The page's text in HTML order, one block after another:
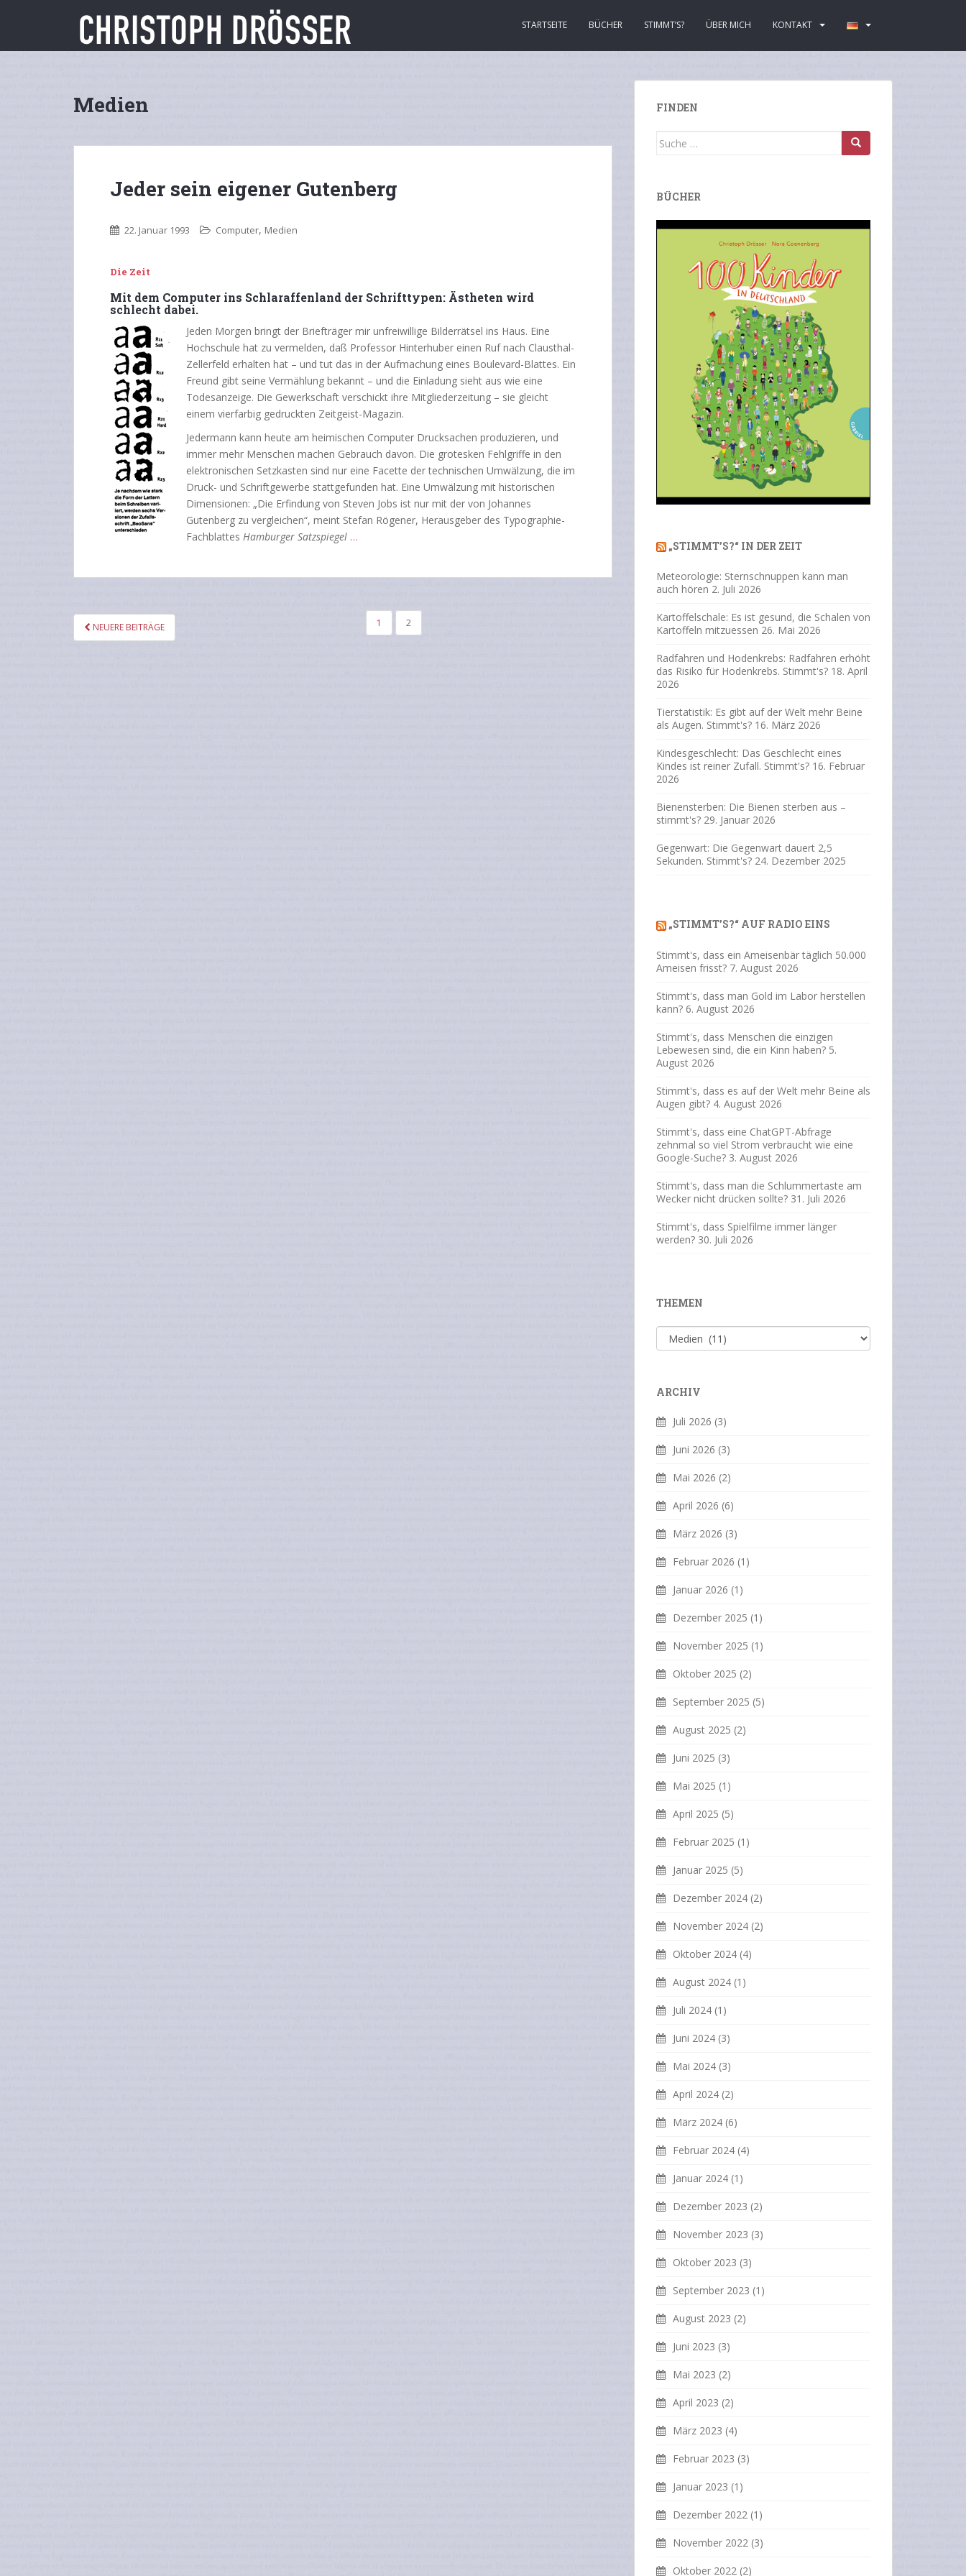
STARTSEITE BÜCHER STIMMT’S? ÜBER MICH KONTAKT
Medien
Jeder sein eigener Gutenberg
22. Januar 1993 Computer, Medien
Die Zeit
Mit dem Computer ins Schlaraffenland der Schrifttypen: Ästheten wird
schlecht dabei.
Jeden Morgen bringt der Briefträger mir unfreiwillige Bilderrätsel ins Haus. Eine
Hochschule hat zu vermelden, daß Professor Hinterhuber einen Ruf nach Clausthal-
Zellerfeld erhalten hat – und tut das in der Aufmachung eines Boulevard-Blattes. Ein
Freund gibt seine Vermählung bekannt – und die Einladung sieht aus wie eine
Todesanzeige. Die Gewerkschaft verschickt ihre Mitgliederzeitung – sie gleicht
einem vierfarbig gedruckten Zeitgeist-Magazin.
Jedermann kann heute am heimischen Computer Drucksachen produzieren, und
immer mehr Menschen machen Gebrauch davon. Die grotesken Fehlgriffe in den
elektronischen Setzkasten sind nur eine Facette der technischen Umwälzung, die im
Druck- und Schriftgewerbe stattgefunden hat. Eine Umwälzung mit historischen
Dimensionen: „Die Erfindung von Steven Jobs ist nur mit der von Johannes
Gutenberg zu vergleichen“, meint Stefan Rögener, Herausgeber des Typographie-
Fachblattes Hamburger Satzspiegel …
SEITENNUMMERIERUNG
DER
NEUERE BEITRÄGE 1 2
FINDEN
Suche
BÜCHER
„STIMMT’S?“ IN DER ZEIT
Meteorologie: Sternschnuppen kann man
auch hören 2. Juli 2026
Kartoffelschale: Es ist gesund, die Schalen von
Kartoffeln mitzuessen 26. Mai 2026
Radfahren und Hodenkrebs: Radfahren erhöht
das Risiko für Hodenkrebs. Stimmt's? 18. April
2026
Tierstatistik: Es gibt auf der Welt mehr Beine
als Augen. Stimmt's? 16. März 2026
Kindesgeschlecht: Das Geschlecht eines
Kindes ist reiner Zufall. Stimmt's? 16. Februar
2026
Bienensterben: Die Bienen sterben aus –
stimmt's? 29. Januar 2026
Gegenwart: Die Gegenwart dauert 2,5
Sekunden. Stimmt's? 24. Dezember 2025
„STIMMT’S?“ AUF RADIO EINS
Stimmt's, dass ein Ameisenbär täglich 50.000
Ameisen frisst? 7. August 2026
Stimmt's, dass man Gold im Labor herstellen
kann? 6. August 2026
Stimmt's, dass Menschen die einzigen
Lebewesen sind, die ein Kinn haben? 5.
August 2026
Stimmt's, dass es auf der Welt mehr Beine als
Augen gibt? 4. August 2026
Stimmt's, dass eine ChatGPT-Abfrage
zehnmal so viel Strom verbraucht wie eine
Google-Suche? 3. August 2026
Stimmt's, dass man die Schlummertaste am
Wecker nicht drücken sollte? 31. Juli 2026
Stimmt's, dass Spielfilme immer länger
werden? 30. Juli 2026
THEMEN
Themen
ARCHIV
Juli 2026 (3)
Juni 2026 (3)
Mai 2026 (2)
April 2026 (6)
März 2026 (3)
Februar 2026 (1)
Januar 2026 (1)
Dezember 2025 (1)
November 2025 (1)
Oktober 2025 (2)
September 2025 (5)
August 2025 (2)
Juni 2025 (3)
Mai 2025 (1)
April 2025 (5)
Februar 2025 (1)
Januar 2025 (5)
Dezember 2024 (2)
November 2024 (2)
Oktober 2024 (4)
August 2024 (1)
Juli 2024 (1)
Juni 2024 (3)
Mai 2024 (3)
April 2024 (2)
März 2024 (6)
Februar 2024 (4)
Januar 2024 (1)
Dezember 2023 (2)
November 2023 (3)
Oktober 2023 (3)
September 2023 (1)
August 2023 (2)
Juni 2023 (3)
Mai 2023 (2)
April 2023 (2)
März 2023 (4)
Februar 2023 (3)
Januar 2023 (1)
Dezember 2022 (1)
November 2022 (3)
Oktober 2022 (2)